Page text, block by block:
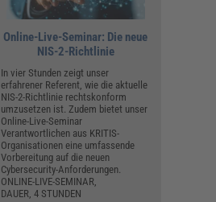
Online-Live-Seminar: Die neue
NIS-2-Richtlinie
In vier Stunden zeigt unser
erfahrener Referent, wie die aktuelle
NIS-2-Richtlinie rechtskonform
umzusetzen ist. Zudem bietet unser
Online-Live-Seminar
Verantwortlichen aus KRITIS-
Organisationen eine umfassende
Vorbereitung auf die neuen
Cybersecurity-Anforderungen.
ONLINE-LIVE-SEMINAR,
DAUER, 4 STUNDEN